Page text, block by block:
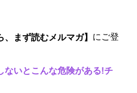
、まず読むメルマガ】 にご登
ないとこんな危険がある!チ